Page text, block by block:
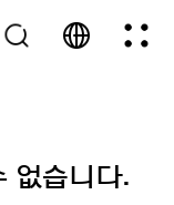
없습니다.